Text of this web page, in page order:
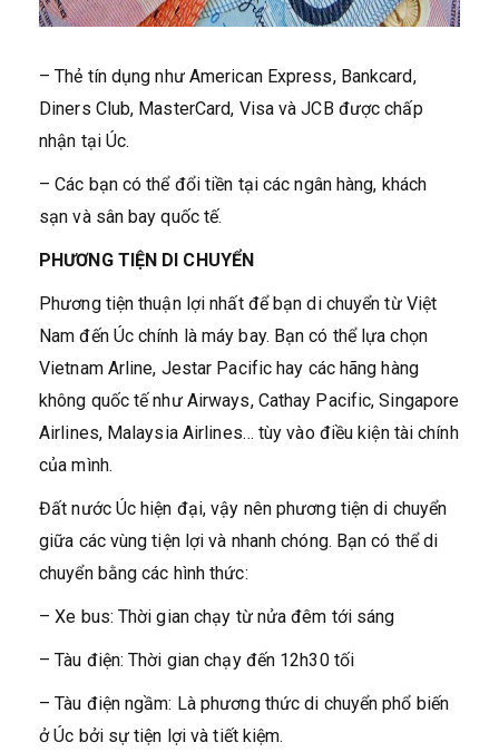
– Thẻ tín dụng như American Express, Bankcard,
Diners Club, MasterCard, Visa và JCB được chấp
nhận tại Úc.
– Các bạn có thể đổi tiền tại các ngân hàng, khách
sạn và sân bay quốc tế.
PHƯƠNG TIỆN DI CHUYỂN
Phương tiện thuận lợi nhất để bạn di chuyển từ Việt
Nam đến Úc chính là máy bay. Bạn có thể lựa chọn
Vietnam Arline, Jestar Pacific hay các hãng hàng
không quốc tế như Airways, Cathay Pacific, Singapore
Airlines, Malaysia Airlines… tùy vào điều kiện tài chính
của mình.
Đất nước Úc hiện đại, vậy nên phương tiện di chuyển
giữa các vùng tiện lợi và nhanh chóng. Bạn có thể di
chuyển bằng các hình thức:
– Xe bus: Thời gian chạy từ nửa đêm tới sáng
– Tàu điện: Thời gian chạy đến 12h30 tối
– Tàu điện ngầm: Là phương thức di chuyển phổ biến
ở Úc bởi sự tiện lợi và tiết kiệm.